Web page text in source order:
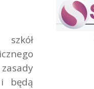
będą